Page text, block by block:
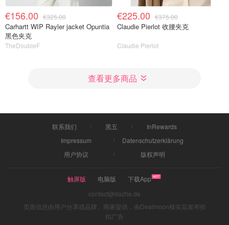
€156.00 €325.00
Carhartt WIP Rayler jacket Opuntia
黑色夹克
TheDoubleF
€225.00 €375.00
Claudie Pierlot 收腰夹克
Claudie Pierlot
查看更多商品
联系我们 黑五
InRewards
Impressum
Datenschutzerklärung
用户协议
版权声明
触屏版 电脑版
下载App
contact@dazhe.de
页面信息由用户分享或品牌、商家提供，由Dealmoon核实后发布折
扣广告